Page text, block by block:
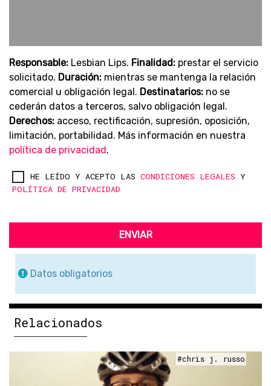
Responsable: Lesbian Lips. Finalidad: prestar el servicio
solicitado. Duración: mientras se mantenga la relación
comercial u obligación legal. Destinatarios: no se
cederán datos a terceros, salvo obligación legal.
Derechos: acceso, rectificación, supresión, oposición,
limitación, portabilidad. Más información en nuestra
política de privacidad.
HE LEÍDO Y ACEPTO LAS CONDICIONES LEGALES Y
POLÍTICA DE PRIVACIDAD
ENVIAR
Datos obligatorios
Relacionados
#chris j. russo